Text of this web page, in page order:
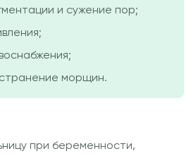
и сужение пор;
морщин.
при беременности,